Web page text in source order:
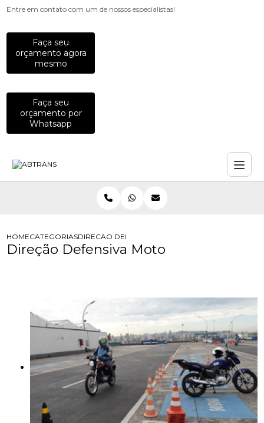
Entre em contato com um de nossos especialistas!
Faça seu
orçamento agora
mesmo
Faça seu
orçamento por
Whatsapp
HOMECATEGORIASDIRECAO DEFENSIVA MOTO
Direção Defensiva Moto